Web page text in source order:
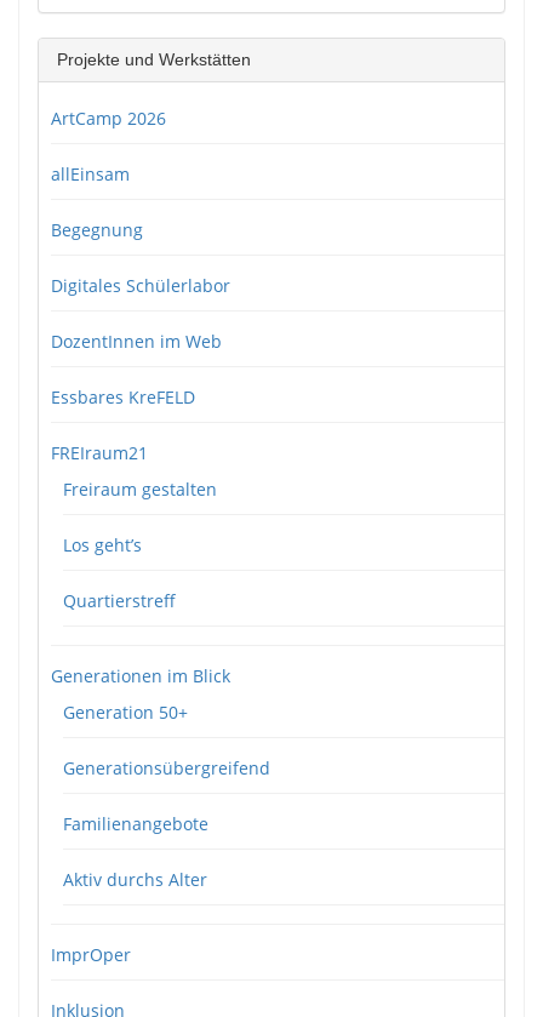
Projekte und Werkstätten
ArtCamp 2026
allEinsam
Begegnung
Digitales Schülerlabor
DozentInnen im Web
Essbares KreFELD
FREIraum21
Freiraum gestalten
Los geht’s
Quartierstreff
Generationen im Blick
Generation 50+
Generationsübergreifend
Familienangebote
Aktiv durchs Alter
ImprOper
Inklusion